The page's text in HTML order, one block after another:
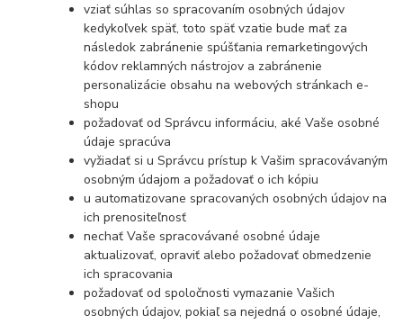
vziať súhlas so spracovaním osobných údajov
kedykoľvek späť, toto späť vzatie bude mať za
následok zabránenie spúšťania remarketingových
kódov reklamných nástrojov a zabránenie
personalizácie obsahu na webových stránkach e-
shopu
požadovať od Správcu informáciu, aké Vaše osobné
údaje spracúva
vyžiadať si u Správcu prístup k Vašim spracovávaným
osobným údajom a požadovať o ich kópiu
u automatizovane spracovaných osobných údajov na
ich prenositeľnosť
nechať Vaše spracovávané osobné údaje
aktualizovať, opraviť alebo požadovať obmedzenie
ich spracovania
požadovať od spoločnosti vymazanie Vašich
osobných údajov, pokiaľ sa nejedná o osobné údaje,